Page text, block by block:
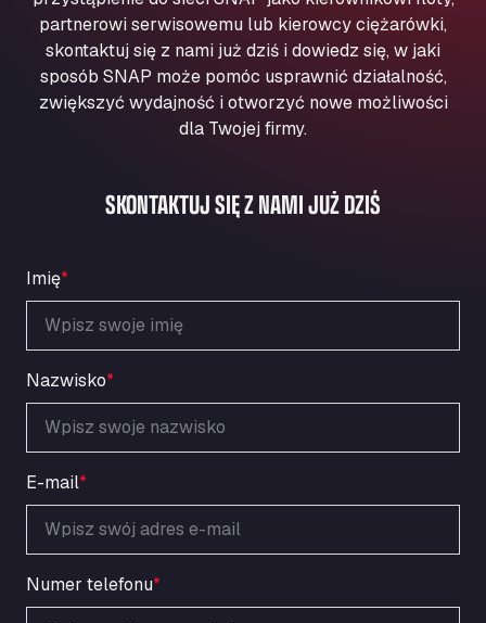
Aqua Ariva GmbH
Marie-Curie-Straße 24, 68219
Aral Autohof Bockel
An der Autobahn 1, 27404
ARAL Autohof Bockenem
Nellinger Str. 24, 89188
Schellweilerstraße 1, 66871
ARAL Tankstelle - XXL Truckwash.de
GmbH
Obernburger Str. 127, 63811
Ardleigh South Services
Area 47 Hermanos Rico
Area de Servicio Agetrans
Autovia del Mediterraneo , 30850
Area Servicio Galp Las Bovedas
Autovia 5 KM 405, 7, 06006
Area Servidiesel S L
partnerowi serwisowemu lub kierowcy ciężarówki,
skontaktuj się z nami już dziś i dowiedz się, w jaki
sposób SNAP może pomóc usprawnić działalność,
zwiększyć wydajność i otworzyć nowe możliwości
dla Twojej firmy.
SKONTAKTUJ SIĘ Z NAMI JUŻ DZIŚ
Imię*
Nazwisko*
E-mail*
Numer telefonu*